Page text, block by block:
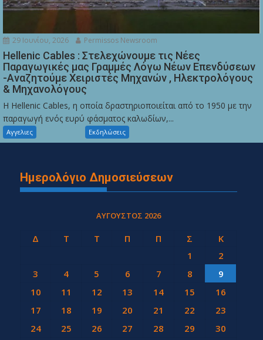
29 Ιουνίου, 2026 Permissos Newsroom
Hellenic Cables : Στελεχώνουμε τις Νέες
Παραγωγικές μας Γραμμές Λόγω Νέων Επενδύσεων
-Αναζητούμε Χειριστές Μηχανών , Ηλεκτρολόγους
& Μηχανολόγους
Η Hellenic Cables, η οποία δραστηριοποιείται από το 1950 με την
παραγωγή ενός ευρύ φάσματος καλωδίων,...
Αγγελιες Εκδηλώσεις
Ημερολόγιο Δημοσιεύσεων
ΑΎΓΟΥΣΤΟΣ 2026
Δ Τ Τ Π Π Σ
Κ
1
2
3
4 5 6 7 8
9
10
11 12 13 14 15
16
17
18 19 20 21 22
23
24
25 26 27 28 29
30